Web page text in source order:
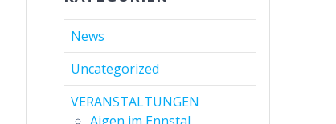
News
Uncategorized
VERANSTALTUNGEN